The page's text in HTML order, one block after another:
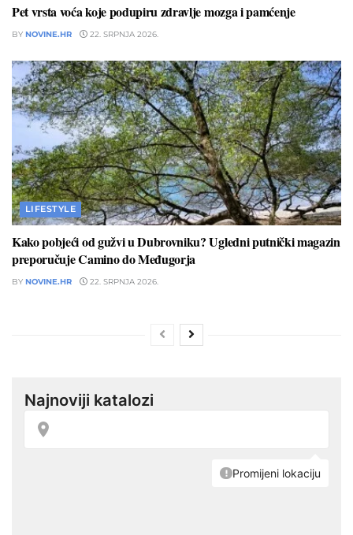
Pet vrsta voća koje podupiru zdravlje mozga i pamćenje
BY NOVINE.HR 22. SRPNJA 2026.
LIFESTYLE
Kako pobjeći od gužvi u Dubrovniku? Ugledni putnički magazin
preporučuje Camino do Međugorja
BY NOVINE.HR 22. SRPNJA 2026.